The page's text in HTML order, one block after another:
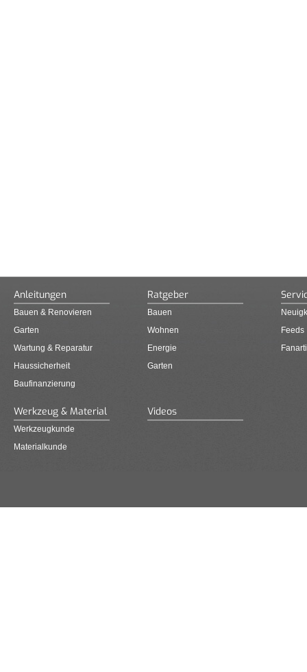
Anleitungen
Bauen & Renovieren
Garten
Wartung & Reparatur
Haussicherheit
Baufinanzierung
Ratgeber
Bauen
Wohnen
Energie
Garten
Feeds
Werkzeug & Material
Werkzeugkunde
Materialkunde
Videos